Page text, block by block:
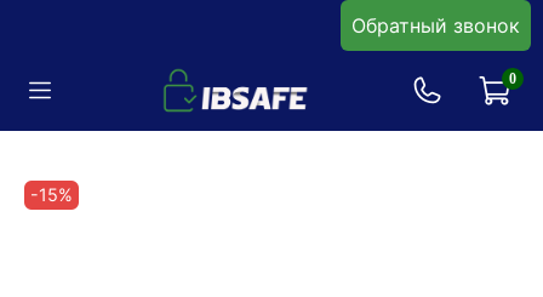
Обратный звонок
0
-15%